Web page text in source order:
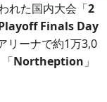
れた国内大会「2
Finals Day
リーナで約1万3,0
Northeption」